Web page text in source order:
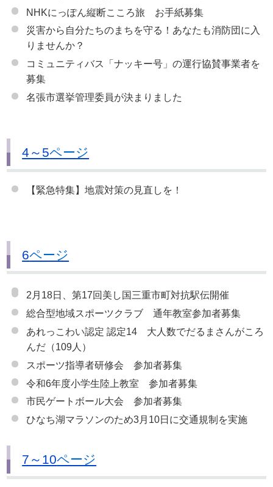
NHKにっぽん縦断こころ旅 お手紙募集
災害から自分たちのまちを守る！あなたも消防団に入
りませんか？
コミュニティバス「ナッキー号」の運行協賛事業者を
募集
名張市選挙管理委員が決まりました
4～5ページ
【緊急特集】地震対策の見直しを！
6ページ
2月18日、第17回美し国三重市町対抗駅伝開催
総合型地域スポーツクラブ 通年教室参加者募集
あれっこわい認定 認定14 大人数でだるまさんがころ
んだ（109人）
スポーツ指導者研修会 参加者募集
令和6年度小学生陸上教室 参加者募集
市民ゲートボール大会 参加者募集
ひなち湖マラソンのため3月10日に交通規制を実施
7～10ページ